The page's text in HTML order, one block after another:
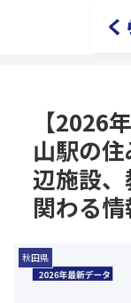
【2026
山駅の
辺施設
関わる
秋田県